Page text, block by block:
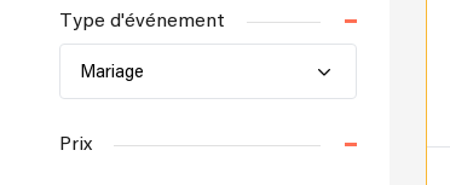
Type d'événement
Mariage
Prix